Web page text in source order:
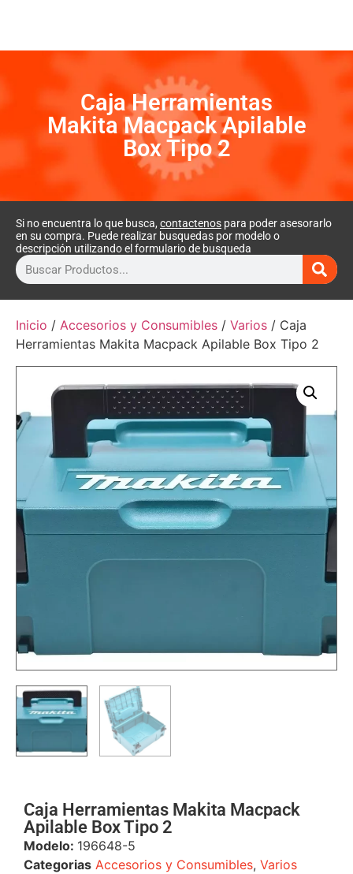
Caja Herramientas
Makita Macpack Apilable
Box Tipo 2
Si no encuentra lo que busca, contactenos para poder asesorarlo
en su compra. Puede realizar busquedas por modelo o
descripción utilizando el formulario de busqueda
Inicio / Accesorios y Consumibles / Varios / Caja
Herramientas Makita Macpack Apilable Box Tipo 2
Caja Herramientas Makita Macpack
Apilable Box Tipo 2
Modelo: 196648-5
Categorias Accesorios y Consumibles, Varios